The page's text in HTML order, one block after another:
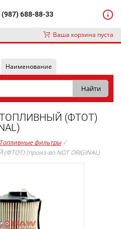
(987) 688-88-33
Ваша корзина пуста
Наименование
(ФТОТ)
Топливные фильтры /
(произ-во NOT ORIGINAL)